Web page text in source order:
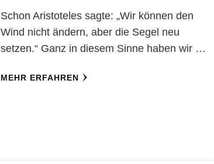
Schon Aristoteles sagte: „Wir können den
Wind nicht ändern, aber die Segel neu
setzen.“ Ganz in diesem Sinne haben wir …
MEHR ERFAHREN